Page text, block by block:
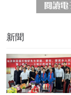
新聞